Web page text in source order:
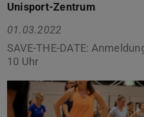
Unisport-Zentrum
01.03.2022
SAVE-THE-DATE:
10 Uhr